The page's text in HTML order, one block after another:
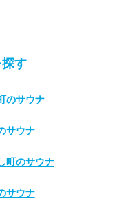
す
のサウナ
サウナ
町のサウナ
サウナ